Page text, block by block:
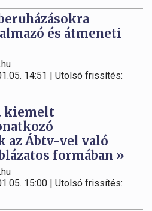
és átmeneti
14:51 | Utolsó frissítés:
kiemelt
az Ábtv-vel való
formában »
15:00 | Utolsó frissítés: